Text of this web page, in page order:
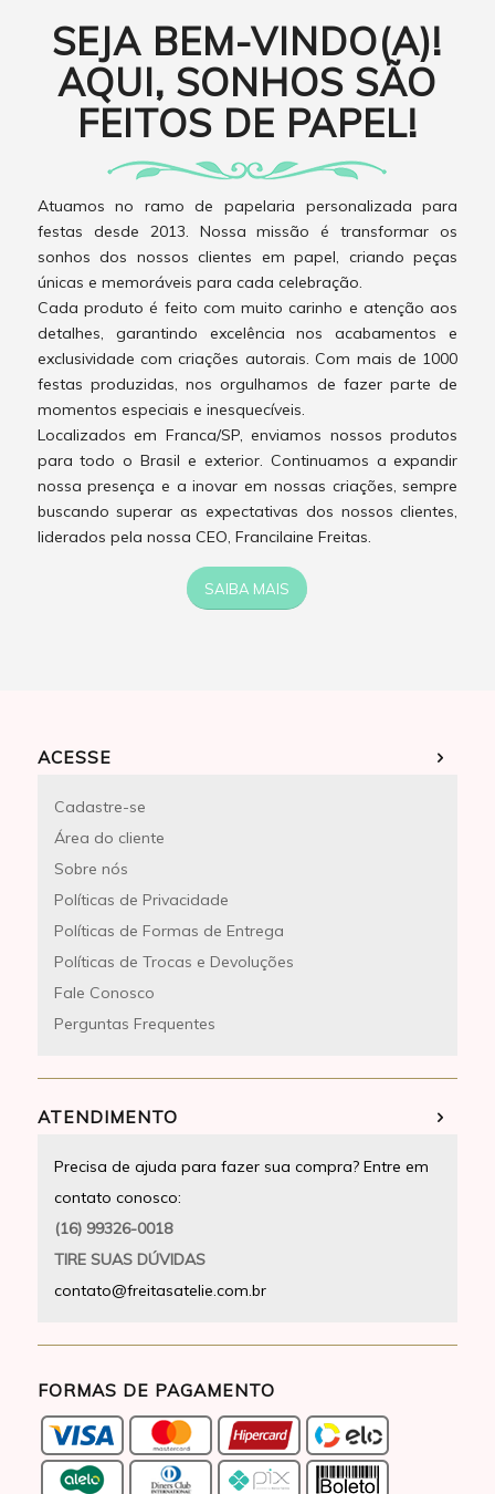
SEJA BEM-VINDO(A)!
AQUI, SONHOS SÃO
FEITOS DE PAPEL!
Atuamos no ramo de papelaria personalizada para
festas desde 2013. Nossa missão é transformar os
sonhos dos nossos clientes em papel, criando peças
únicas e memoráveis para cada celebração.
Cada produto é feito com muito carinho e atenção aos
detalhes, garantindo excelência nos acabamentos e
exclusividade com criações autorais. Com mais de 1000
festas produzidas, nos orgulhamos de fazer parte de
momentos especiais e inesquecíveis.
Localizados em Franca/SP, enviamos nossos produtos
para todo o Brasil e exterior. Continuamos a expandir
nossa presença e a inovar em nossas criações, sempre
buscando superar as expectativas dos nossos clientes,
liderados pela nossa CEO, Francilaine Freitas.
SAIBA MAIS
ACESSE
Cadastre-se
Área do cliente
Sobre nós
Políticas de Privacidade
Políticas de Formas de Entrega
Políticas de Trocas e Devoluções
Fale Conosco
Perguntas Frequentes
ATENDIMENTO
Precisa de ajuda para fazer sua compra? Entre em
contato conosco:
(16) 99326-0018
TIRE SUAS DÚVIDAS
contato@freitasatelie.com.br
FORMAS DE PAGAMENTO